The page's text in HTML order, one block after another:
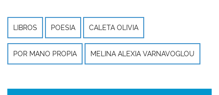
LIBROS POESIA CALETA OLIVIA
POR MANO PROPIA MELINA ALEXIA VARNAVOGLOU